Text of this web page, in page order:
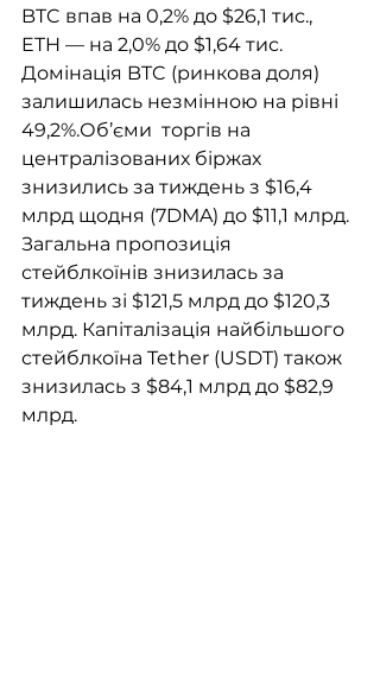
BTC впав на 0,2% до $26,1 тис.,
ETH — на 2,0% до $1,64 тис.
Домінація BTC (ринкова доля)
залишилась незмінною на рівні
49,2%.Об’єми  торгів на
централізованих біржах
знизились за тиждень з $16,4
млрд щодня (7DMA) до $11,1 млрд.
Загальна пропозиція
стейблкоїнів знизилась за
тиждень зі $121,5 млрд до $120,3
млрд. Капіталізація найбільшого
стейблкоїна Tether (USDT) також
знизилась з $84,1 млрд до $82,9
млрд.